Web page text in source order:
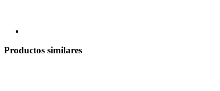
Productos similares